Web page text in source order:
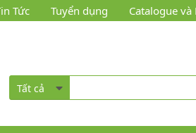
Tin Tức Tuyển dụng Catalogue
Tất cả